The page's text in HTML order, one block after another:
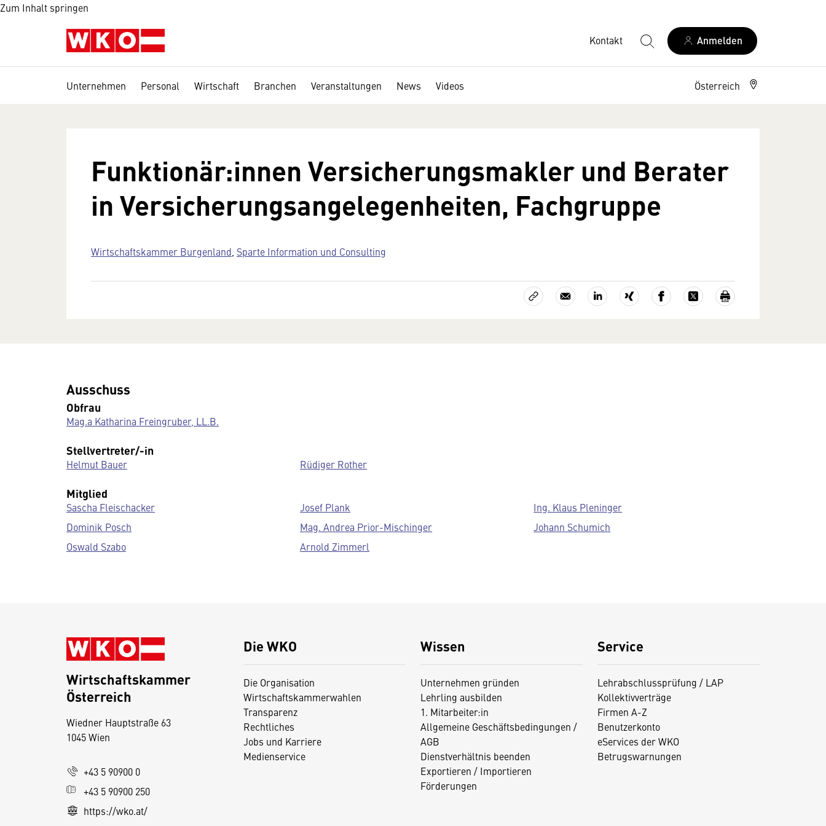
Zum Inhalt springen
Kontakt Anmelden
Unternehmen Personal Wirtschaft Branchen Veranstaltungen News Videos Österreich
Funktionär:innen Versicherungsmakler und Berater
in Versicherungsangelegenheiten, Fachgruppe
Wirtschaftskammer Burgenland Sparte Information und Consulting
Ausschuss
Obfrau
Mag.a Katharina Freingruber, LL.B.
Stellvertreter/-in
Helmut Bauer Rüdiger Rother
Mitglied
Sascha Fleischacker Josef Plank
Ing. Klaus Pleninger
Dominik Posch
Mag. Andrea Prior-Mischinger
Johann Schumich
Oswald Szabo
Arnold Zimmerl
Die WKO
Die Organisation
Wirtschaftskammerwahlen
Transparenz
Rechtliches
Jobs und Karriere
Medienservice
Wissen
Unternehmen gründen
Lehrling ausbilden
1. Mitarbeiter:in
Allgemeine Geschäftsbedingungen /
AGB
Dienstverhältnis beenden
Exportieren / Importieren
Förderungen
Service
Lehrabschlussprüfung / LAP
Kollektivverträge
Firmen A-Z
Benutzerkonto
eServices der WKO
Betrugswarnungen
Wirtschaftskammer
Österreich
Wiedner Hauptstraße 63
1045 Wien
+43 5 90900 0
+43 5 90900 250
https://wko.at/